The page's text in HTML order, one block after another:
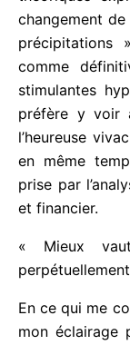
qu’aucun fil
l’avenir (si ce
permanente)
que ce soit
Pour ce qui
concentrer
paraissent
nécessaire,
pistes
opérer un
garder des «
sont données
simples et